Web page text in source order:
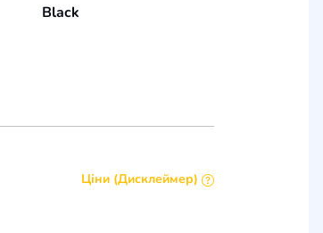
Black
Ціни (Дисклеймер)